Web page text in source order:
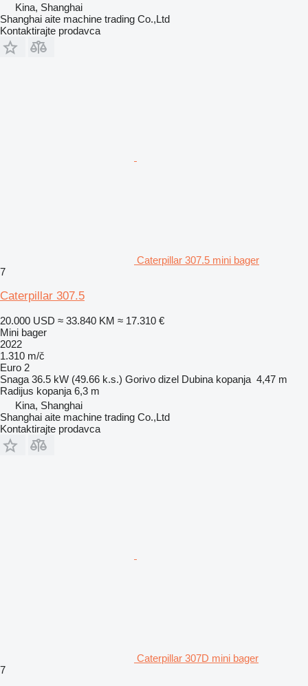
Kina, Shanghai
Shanghai aite machine trading Co.,Ltd
Kontaktirajte prodavca
Caterpillar 307.5 mini bager
7
Caterpillar 307.5
20.000 USD ≈ 33.840 KM ≈ 17.310 €
Mini bager
2022
1.310 m/č
Euro 2
Snaga 36.5 kW (49.66 k.s.) Gorivo dizel Dubina kopanja 4,47 m
Radijus kopanja 6,3 m
Kina, Shanghai
Shanghai aite machine trading Co.,Ltd
Kontaktirajte prodavca
Caterpillar 307D mini bager
7